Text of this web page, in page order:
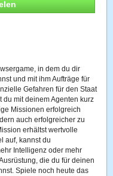
in dem du dir
und mit ihm Aufträge für
Gefahren für den Staat
mit deinem Agenten kurz
Missionen erfolgreich
auch erfolgreicher zu
erhältst wertvolle
auf, kannst du
Intelligenz oder mehr
die du für deinen
Spiele noch heute das